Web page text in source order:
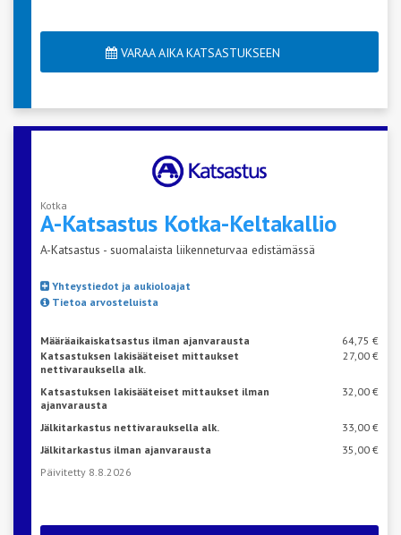
VARAA AIKA KATSASTUKSEEN
Kotka
A-Katsastus Kotka-Keltakallio
A-Katsastus - suomalaista liikenneturvaa edistämässä
Yhteystiedot ja aukioloajat
Tietoa arvosteluista
Määräaikaiskatsastus ilman ajanvarausta
64,75 €
Katsastuksen lakisääteiset mittaukset
nettivarauksella alk.
27,00 €
Katsastuksen lakisääteiset mittaukset ilman
ajanvarausta
32,00 €
Jälkitarkastus nettivarauksella alk.
33,00 €
Jälkitarkastus ilman ajanvarausta
35,00 €
Päivitetty 8.8.2026